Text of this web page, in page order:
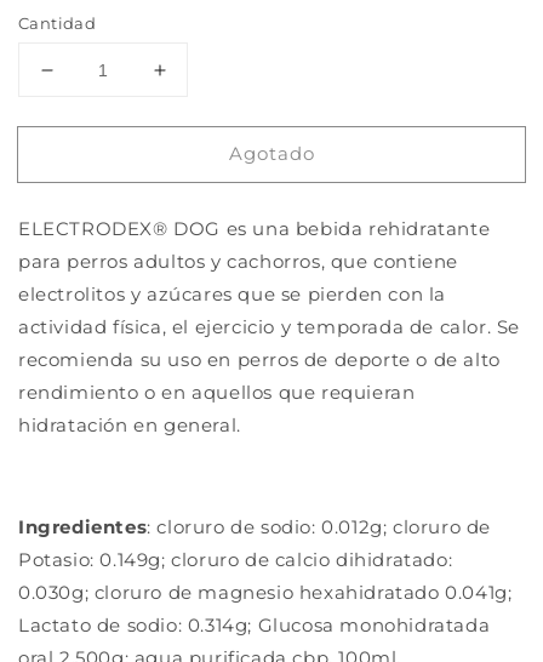
Cantidad
Reducir
para
Dog
Rehidratante
con
Electrolitos
Aumentar
para
Electrodex
Dog
Rehidratante
con
Electrolitos
Agotado
ELECTRODEX® DOG es una bebida rehidratante
para perros adultos y cachorros, que contiene
electrolitos y azúcares que se pierden con la
actividad física, el ejercicio y temporada de calor. Se
recomienda su uso en perros de deporte o de alto
rendimiento o en aquellos que requieran
hidratación en general.
Ingredientes: cloruro de sodio: 0.012g; cloruro de
Potasio: 0.149g; cloruro de calcio dihidratado:
0.030g; cloruro de magnesio hexahidratado 0.041g;
Lactato de sodio: 0.314g; Glucosa monohidratada